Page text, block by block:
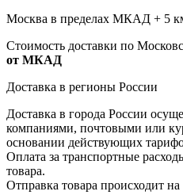
Москва в пределах МКАД + 5
Стоимость доставки по
от МКАД
Доставка в регионы России
Доставка в города России
компаниями, почтовыми или
основании действующих
Оплата за транспортные
товара.
Отправка товара происходит